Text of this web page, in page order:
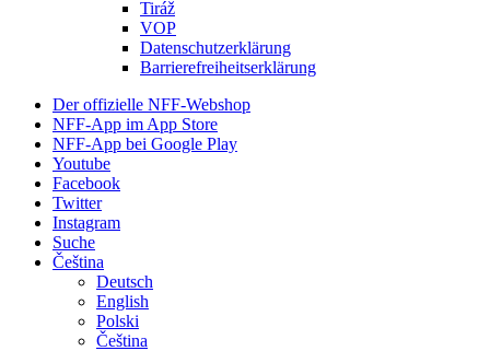
Tiráž
VOP
Datenschutzerklärung
Barrierefreiheitserklärung
Der offizielle NFF-Webshop
NFF-App im App Store
NFF-App bei Google Play
Youtube
Facebook
Twitter
Instagram
Suche
Čeština
Deutsch
English
Polski
Čeština